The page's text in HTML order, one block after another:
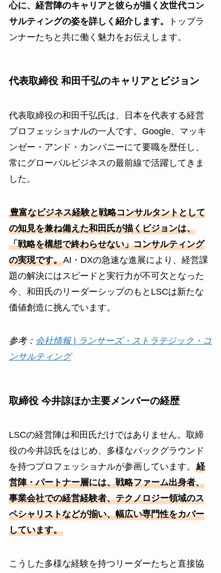
心に、経営陣のキャリアと彼らが描く次世代コン
サルティングの姿を詳しく紹介します。
トップラ
ンナーたちと共に働く魅力をお伝えします。
代表取締役 和田千弘のキャリアとビジョン
代表取締役の和田千弘氏は、日本を代表する経営
プロフェッショナルの一人です。Google、マッキ
ンゼー・アンド・カンパニーにて要職を歴任し、
常にグローバルビジネスの最前線で活躍してきま
した。
豊富なビジネス経験と戦略コンサルタントとして
の知見を兼ね備えた和田氏が描くビジョンは、
「戦略を構想で終わらせない」コンサルティング
の実現です。AI・DXの急速な進展により、経営課
題の解決にはスピードと実行力が不可欠となった
今、和田氏のリーダーシップのもとLSCは新たな
価値創造に挑んでいます。
参考： 会社情報 | ランサーズ・ストラテジック・コ
ンサルティング
取締役 今井諒ほか主要メンバーの経歴
LSCの経営陣は和田氏だけではありません。取締
役の今井諒氏をはじめ、多様なバックグラウンド
を持つプロフェッショナルが参画しています。 経
営陣・パートナー層には、戦略ファーム出身者、
事業会社での経営経験者、テクノロジー領域のス
ペシャリストなどが揃い、幅広い専門性をカバー
しています。
こうした多様な経験を持つリーダーたちと直接協